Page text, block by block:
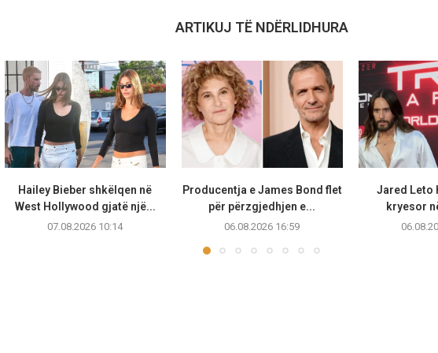
ARTIKUJ TË NDËRLIDHURA
Hailey Bieber shkëlqen në
West Hollywood gjatë një...
07.08.2026 10:14
Producentja e James Bond flet
për përzgjedhjen e...
06.08.2026 16:59
Jared Leto
kryesor